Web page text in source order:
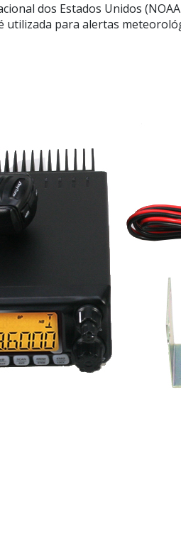
dos Estados Unidos
para alertas